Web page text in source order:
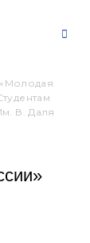
«Молодая
В. Даля